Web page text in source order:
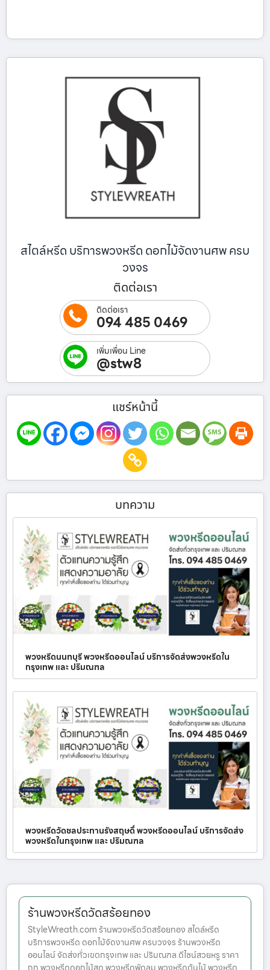
สไตล์หรีด บริการพวงหรีด ดอกไม้จัดงานศพ ครบ
วงจร
ติดต่อเรา
ติดต่อเรา
094 485 0469
เพิ่มเพื่อน Line
@stw8
แชร์หน้านี้
บทความ
พวงหรีดนนทบุรี พวงหรีดออนไลน์ บริการจัดส่งพวงหรีดใน
กรุงเทพ และ ปริมณฑล
พวงหรีดวัดชลประทานรังสฤษดิ์ พวงหรีดออนไลน์ บริการจัดส่ง
พวงหรีดในกรุงเทพ และ ปริมณฑล
ร้านพวงหรีดวัดสร้อยทอง
StyleWreath.com ร้านพวงหรีดวัดสร้อยทอง สไตล์หรีด
บริการพวงหรีด ดอกไม้จัดงานศพ ครบวงจร ร้านพวงหรีด
ออนไลน์ จัดส่งทั่วเขตกรุงเทพ และ ปริมณฑล ดีไซน์สวยหรู ราคา